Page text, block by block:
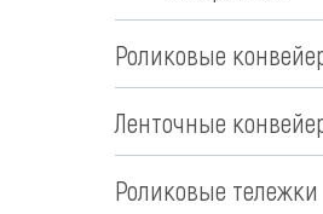
Роликовые
Ленточные
Роликовые тележки